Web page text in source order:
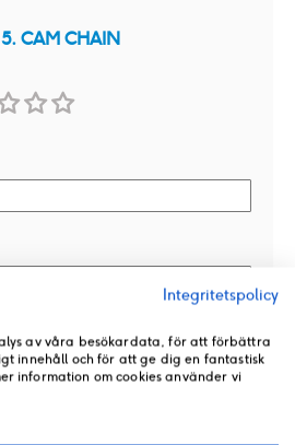
5. CAM CHAIN
Integritetspolicy
av våra besökardata, för att förbättra
innehåll och för att ge dig en fantastisk
information om cookies använder vi